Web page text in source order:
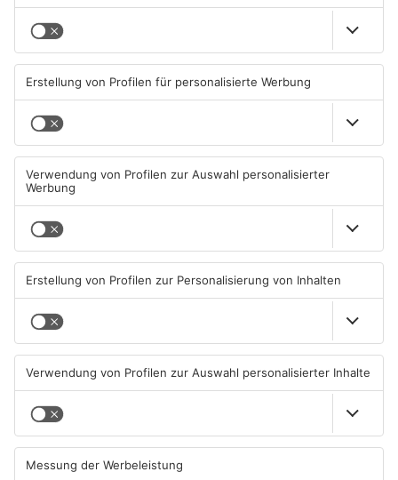
13-jährige Samifira S.
könnte sich in
Aschaffenburg aufhalten
ASCHAFFENBURG
Straßensperrung in
ASCHAFFENBURG
Zwei Fußgänger in
Aschaffenburg von
Mercedes erfasst
07.08.2026, 07:52 UHR IN
ASCHAFFENBURG
TOPNEWS
Aschaffenburger Innenstadt
beendet
05.08.2026, 06:40 UHR IN
ASCHAFFENBURG